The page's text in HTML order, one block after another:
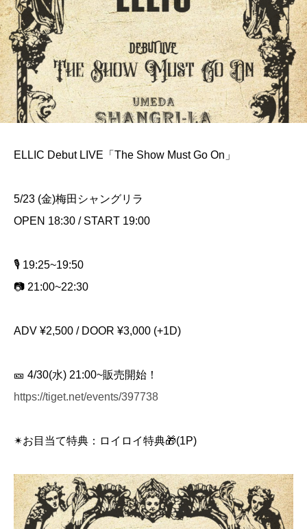
ELLIC Debut LIVE「The Show Must Go On」
5/23 (金)梅田シャングリラ
OPEN 18:30 / START 19:00
🎙️ 19:25~19:50
📷 21:00~22:30
ADV ¥2,500 / DOOR ¥3,000 (+1D)
🎫 4/30(水) 21:00~販売開始！
https://tiget.net/events/397738
✴︎お目当て特典：ロイロイ特典🎁(1P)